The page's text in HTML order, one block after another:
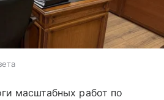
масштабных работ по